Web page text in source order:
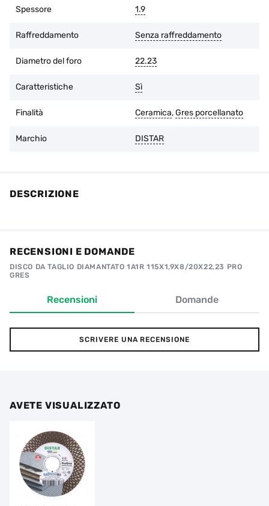
acquisto, se l'imballaggio originale è intatto e non ci sono
Spessore 1.9
Raffreddamento Senza raffreddamento
Diametro del foro 22.23
Caratteristiche Sì
Finalità Ceramica,Gres porcellanato
Marchio DISTAR
DESCRIZIONE
RECENSIONI E DOMANDE
DISCO DA TAGLIO DIAMANTATO 1A1R 115X1,9X8/20X22,23 PRO
GRES
Recensioni Domande
SCRIVERE UNA RECENSIONE
AVETE VISUALIZZATO